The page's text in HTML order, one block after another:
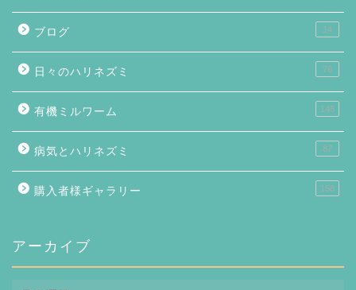
ブログ 14
日々のハリネズミ 76
有機ミルワーム 146
病気とハリネズミ 87
購入者様ギャラリー 158
アーカイブ